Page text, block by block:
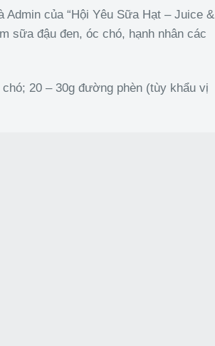
Admin của “Hội Yêu Sữa Hạt – Juice &
sữa đậu đen, óc chó, hạnh nhân các
20 – 30g đường phèn (tùy khẩu vị